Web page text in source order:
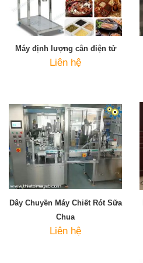
Máy định lượng cân điện tử
Liên hệ
Dây Chuyền Máy Chiết Rót Sữa
Chua
Liên hệ